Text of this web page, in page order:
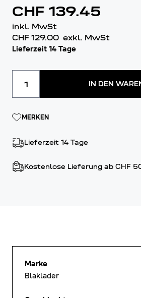
CHF 139.45
inkl. MwSt
CHF 129.00 exkl. MwSt
Lieferzeit 14 Tage
IN DEN
MERKEN
Lieferzeit 14 Tage
Kostenlose Lieferung ab CHF
Marke
Blaklader